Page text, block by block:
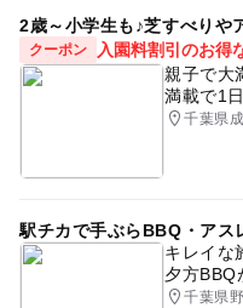
2歳～小学生も♪芝すべりや
クーポン
入園料割引のお得
親子で大
満載で1
千葉県
駅チカで手ぶらBBQ・アス
キレイな
夕方BBQ
千葉県